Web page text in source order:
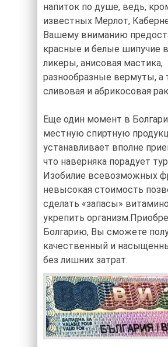
напиток по душе, ведь,
известных Мерлот,
Вашему вниманию
красные и белые шипучие
ликеры, анисовая мастика,
разнообразные вермуты, а
сливовая и абрикосовая
Еще один момент в
местную спиртную
устанавливает вполне
что наверняка порадует
Изобилие всевозможных
невысокая стоимость
сделать «запасы»
укрепить
Болгарию, Вы сможете
качественный и
без лишних затрат.